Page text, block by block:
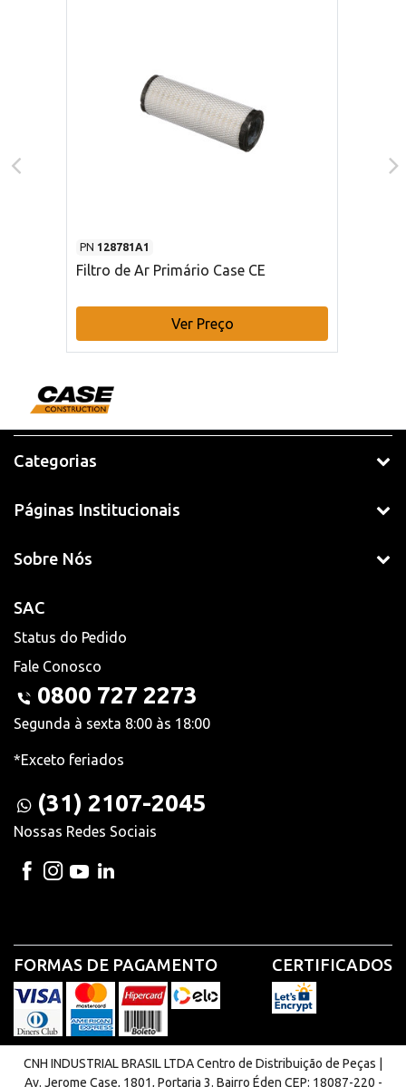
PN 128781A1
Filtro de Ar Primário Case CE
Ver Preço
Categorias
Páginas Institucionais
Sobre Nós
SAC
Status do Pedido
Fale Conosco
0800 727 2273
Segunda à sexta 8:00 às 18:00
*Exceto feriados
(31) 2107-2045
Nossas Redes Sociais
FORMAS DE PAGAMENTO CERTIFICADOS
CNH INDUSTRIAL BRASIL LTDA Centro de Distribuição de Peças |
Av. Jerome Case, 1801, Portaria 3. Bairro Éden CEP: 18087-220 -